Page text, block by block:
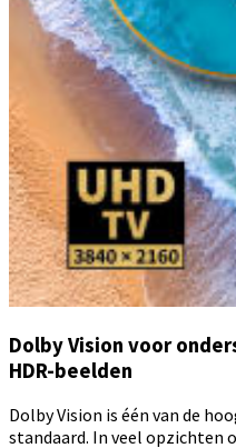
Dolby Vision voor
HDR-beelden
Dolby Vision is één van de
standaard. In veel opzichten